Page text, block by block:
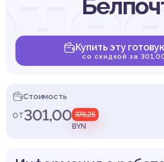
Купить эту
со скидкой за
Стоимость
от301,00 376,25
BYN